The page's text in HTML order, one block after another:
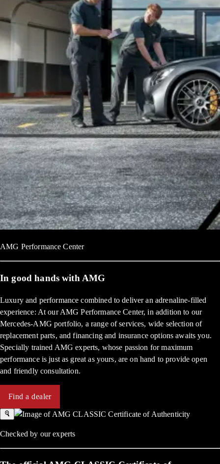
AMG Performance Center
In good hands with AMG
Luxury and performance combined to deliver an adrenaline-filled
experience: At our AMG Performance Center, in addition to our
Mercedes-AMG portfolio, a range of services, wide selection of
replacement parts, and financing and insurance options awaits you.
Specially trained AMG experts, whose passion for maximum
performance is just as great as yours, are on hand to provide open
and friendly consultation.
Find a dealer
Checked by our experts